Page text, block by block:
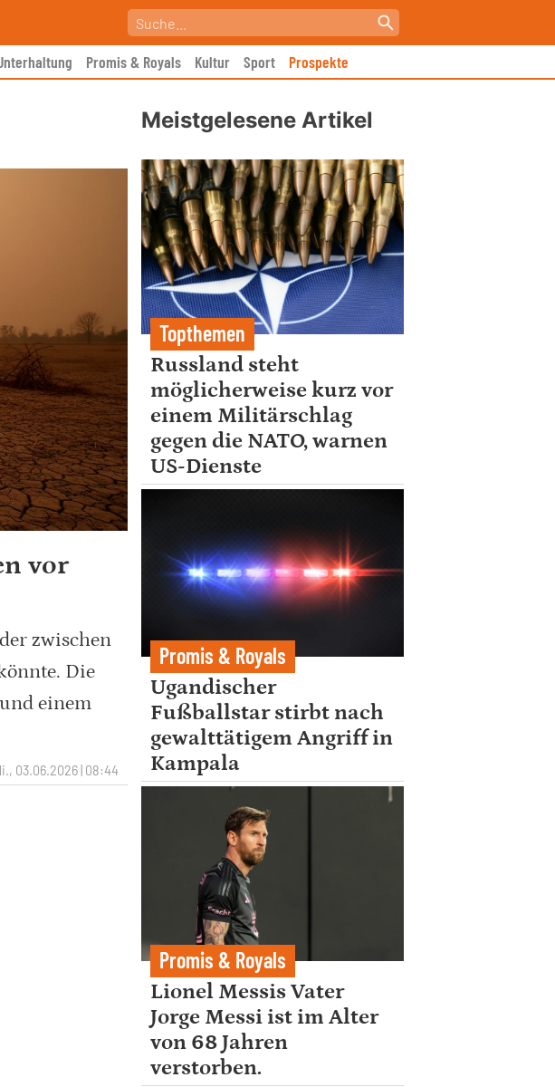
Promis & Royals Kultur Sport Prospekte
vor
zwischen
Die
einem
03.06.2026 | 08:44
Meistgelesene Artikel
Topthemen
Russland steht
möglicherweise kurz vor
einem Militärschlag
gegen die NATO, warnen
US-Dienste
Promis & Royals
Ugandischer
Fußballstar stirbt nach
gewalttätigem Angriff in
Kampala
Promis & Royals
Lionel Messis Vater
Jorge Messi ist im Alter
von 68 Jahren
verstorben.